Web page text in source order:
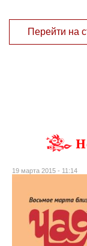
Перейти на
19 марта 2015 - 11:14